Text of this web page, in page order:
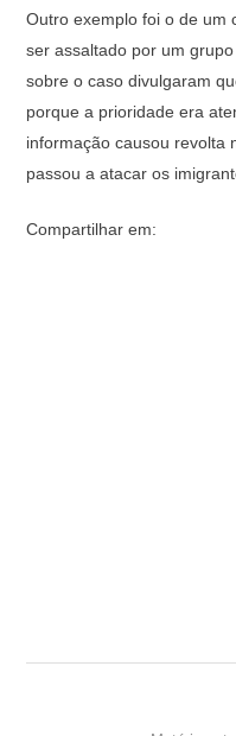
Outro exemplo foi o de um
ser assaltado por um
sobre o caso divulgaram
porque a prioridade era
informação causou revolta
passou a atacar os
Compartilhar em: